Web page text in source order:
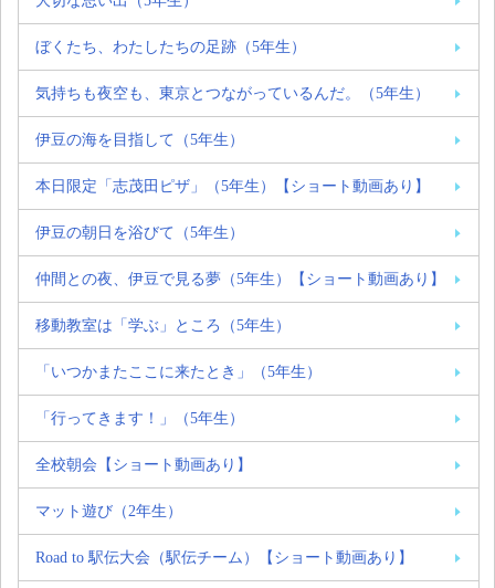
ぼくたち、わたしたちの足跡（5年生）
気持ちも夜空も、東京とつながっているんだ。（5年生）
伊豆の海を目指して（5年生）
本日限定「志茂田ピザ」（5年生）【ショート動画あり】
伊豆の朝日を浴びて（5年生）
仲間との夜、伊豆で見る夢（5年生）【ショート動画あり】
移動教室は「学ぶ」ところ（5年生）
「いつかまたここに来たとき」（5年生）
「行ってきます！」（5年生）
全校朝会【ショート動画あり】
マット遊び（2年生）
Road to 駅伝大会（駅伝チーム）【ショート動画あり】